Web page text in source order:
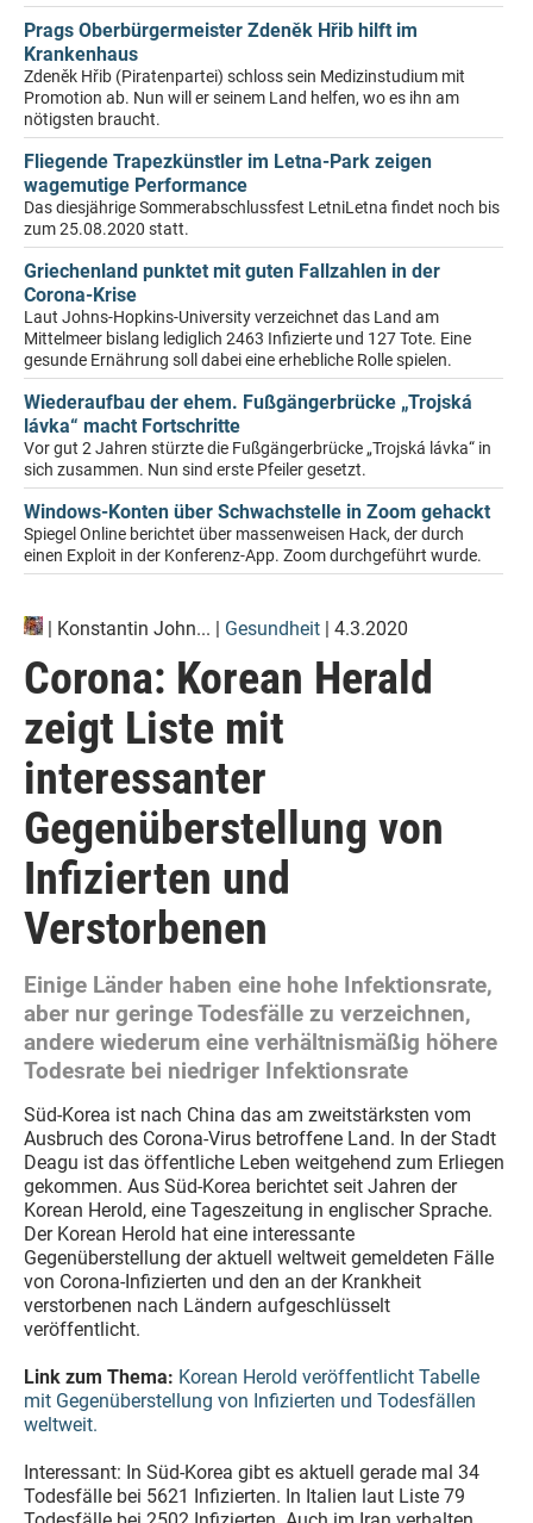
Prags Oberbürgermeister Zdeněk Hřib hilft im
Krankenhaus
Zdeněk Hřib (Piratenpartei) schloss sein Medizinstudium mit
Promotion ab. Nun will er seinem Land helfen, wo es ihn am
nötigsten braucht.
Fliegende Trapezkünstler im Letna-Park zeigen
wagemutige Performance
Das diesjährige Sommerabschlussfest LetniLetna findet noch bis
zum 25.08.2020 statt.
Griechenland punktet mit guten Fallzahlen in der
Corona-Krise
Laut Johns-Hopkins-University verzeichnet das Land am
Mittelmeer bislang lediglich 2463 Infizierte und 127 Tote. Eine
gesunde Ernährung soll dabei eine erhebliche Rolle spielen.
Wiederaufbau der ehem. Fußgängerbrücke „Trojská
lávka“ macht Fortschritte
Vor gut 2 Jahren stürzte die Fußgängerbrücke „Trojská lávka“ in
sich zusammen. Nun sind erste Pfeiler gesetzt.
Windows-Konten über Schwachstelle in Zoom gehackt
Spiegel Online berichtet über massenweisen Hack, der durch
einen Exploit in der Konferenz-App. Zoom durchgeführt wurde.
| Konstantin John... | Gesundheit | 4.3.2020
Corona: Korean Herald
zeigt Liste mit
interessanter
Gegenüberstellung von
Infizierten und
Verstorbenen
Einige Länder haben eine hohe Infektionsrate,
aber nur geringe Todesfälle zu verzeichnen,
andere wiederum eine verhältnismäßig höhere
Todesrate bei niedriger Infektionsrate
Süd-Korea ist nach China das am zweitstärksten vom
Ausbruch des Corona-Virus betroffene Land. In der Stadt
Deagu ist das öffentliche Leben weitgehend zum Erliegen
gekommen. Aus Süd-Korea berichtet seit Jahren der
Korean Herold, eine Tageszeitung in englischer Sprache.
Der Korean Herold hat eine interessante
Gegenüberstellung der aktuell weltweit gemeldeten Fälle
von Corona-Infizierten und den an der Krankheit
verstorbenen nach Ländern aufgeschlüsselt
veröffentlicht.
Link zum Thema: Korean Herold veröffentlicht Tabelle
mit Gegenüberstellung von Infizierten und Todesfällen
weltweit.
Interessant: In Süd-Korea gibt es aktuell gerade mal 34
Todesfälle bei 5621 Infizierten. In Italien laut Liste 79